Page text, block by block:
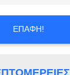
ΕΠΑΦΉ!